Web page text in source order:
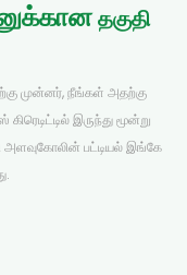
தகுதி
முன்னர், நீங்கள் அதற்கு
இருந்து மூன்று
அளவுகோலின் பட்டியல் இங்கே